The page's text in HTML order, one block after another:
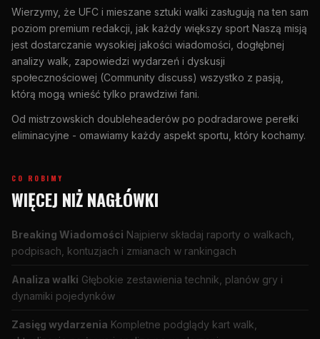
Wierzymy, że UFC i mieszane sztuki walki zasługują na ten sam
poziom premium redakcji, jak każdy większy sport Naszą misją
jest dostarczanie wysokiej jakości wiadomości, dogłębnej
analizy walk, zapowiedzi wydarzeń i dyskusji
społecznościowej (Community discuss) wszystko z pasją,
którą mogą wnieść tylko prawdziwi fani.
Od mistrzowskich doubleheaderów po podradarowe perełki
eliminacyjne - omawiamy każdy aspekt sportu, który kochamy.
CO ROBIMY
WIĘCEJ NIŻ NAGŁÓWKI
Breaking Wiadomości Najpierw składaj raporty o walkach,
podpisach, kontuzjach i zmianach w rankingach
Analiza walki Głębokie zestawienia technik, planów gry i
dynamiki pojedynków
Zasięg wydarzenia Kompletne podglądy kart walk,